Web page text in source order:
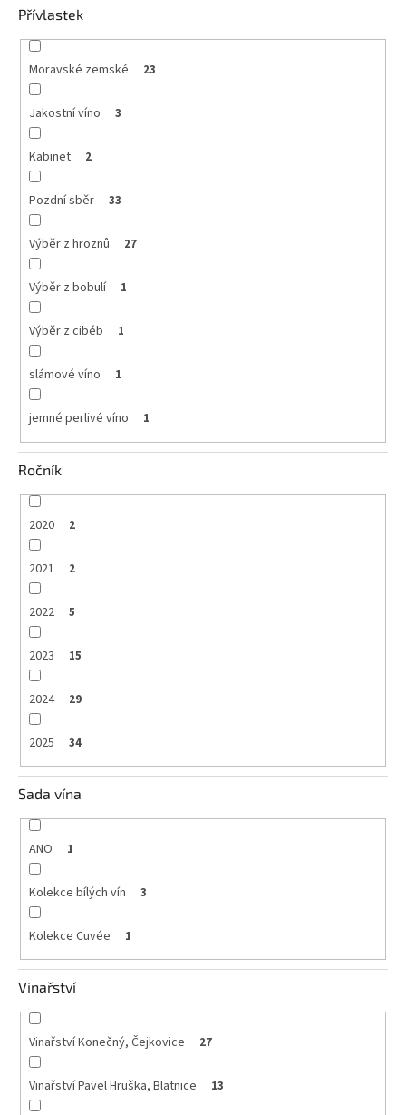
Přívlastek
Moravské zemské 23
Jakostní víno 3
Kabinet 2
Pozdní sběr 33
Výběr z hroznů 27
Výběr z bobulí 1
Výběr z cibéb 1
slámové víno 1
jemné perlivé víno 1
Ročník
2020 2
2021 2
2022 5
2023 15
2024 29
2025 34
Sada vína
ANO 1
Kolekce bílých vín 3
Kolekce Cuvée 1
Vinařství
Vinařství Konečný, Čejkovice 27
Vinařství Pavel Hruška, Blatnice 13